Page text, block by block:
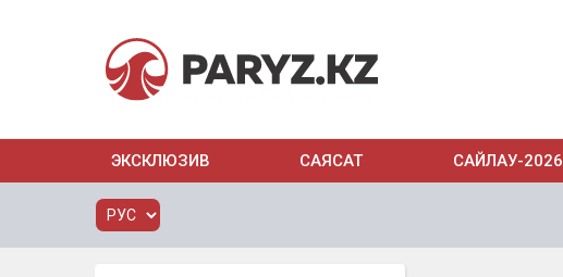
ЭКСКЛЮЗИВ САЯСАТ САЙЛАУ-2026